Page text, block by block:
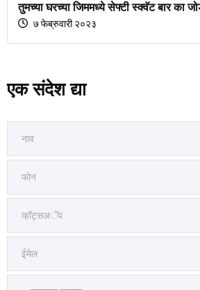
तुमच्या घरच्या जिममध्ये सेफ्टी स्क्वॅट बार का
७ फेब्रुवारी २०२३
एक संदेश द्या